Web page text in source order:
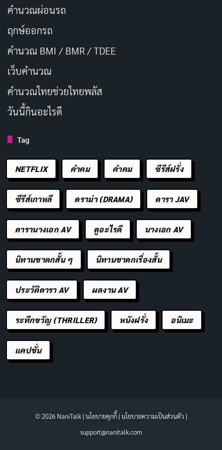
คำนวณผ่อนรถ
ฤกษ์ออกรถ
คำนวณ BMI / BMR / TDEE
เว็บคํานวณ
คํานวณไทยช่วยไทยพลัส
วันนี้กินอะไรดี
Tag
NETFLIX คำคม คําคม ซีรีส์ฝรั่ง
ซีรีส์เกาหลี ดราม่า (DRAMA) ดารา JAV
ดารานางเอก AV ดูอะไรดี นางเอก AV
นิทานชาดกสั้น ๆ นิทานชาดกเรื่องสั้น
ประวัติดารา AV ผลงาน AV
ระทึกขวัญ (THRILLER) หนังฝรั่ง อนิเมะ
แคปชั่น
© 2026 NaniTalk | นโยบายคุกกี้| นโยบายความเป็นส่วนตัว |
support@nanitalk.com